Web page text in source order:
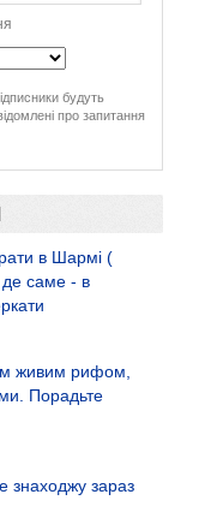
будуть
про запитання
в Шармі (
саме - в
живим рифом,
Порадьте
знаходжу зараз